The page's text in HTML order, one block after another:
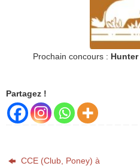
Prochain concours : Hunter
Partagez !
CCE (Club, Poney) à